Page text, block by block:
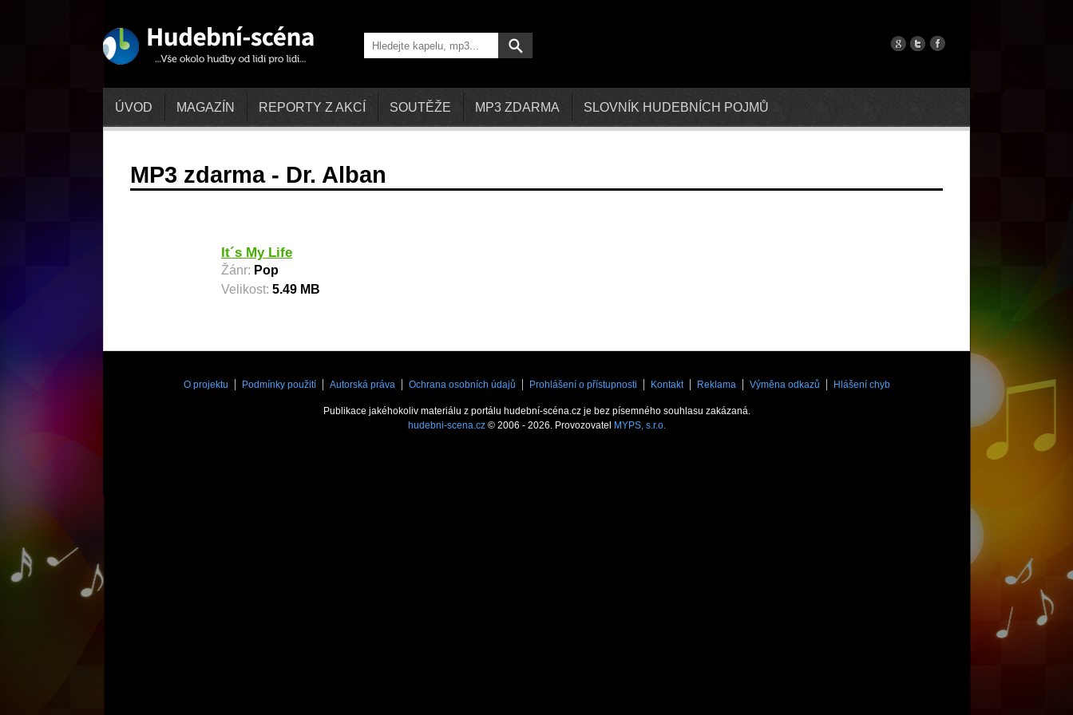
ÚVOD MAGAZÍN REPORTY Z AKCÍ SOUTĚŽE MP3 ZDARMA SLOVNÍK HUDEBNÍCH POJMŮ
MP3 zdarma - Dr. Alban
It´s My Life
Žánr: Pop
Velikost: 5.49 MB
O projektu Podmínky použití Autorská práva Ochrana osobních údajů Prohlášení o přístupnosti Kontakt Reklama Výměna odkazů Hlášení chyb
Publikace jakéhokoliv materiálu z portálu hudební-scéna.cz je bez písemného souhlasu zakázaná.
hudebni-scena.cz© 2006 - 2026. Provozovatel MYPS, s.r.o.